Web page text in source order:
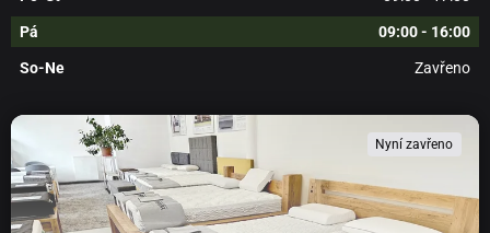
po nahřátí polštářek vyschne. Se zahřátím je spojena i
změna vůně, která se po zahřátí pšeničných zrn dostaví.
Náplň :100 % organická pšenice
Při ušpinění stačí otřít vlhkým hadříkem a nechat
polštářek oschnout.
Pá 09:00 - 16:00
So-Ne Zavřeno
Nyní zavřeno